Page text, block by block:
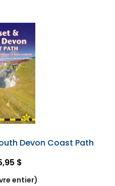
Devon Coast Path
$
entier)